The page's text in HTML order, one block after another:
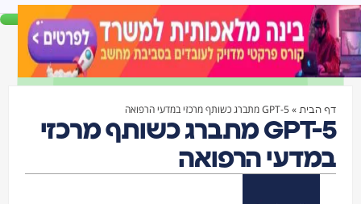
»GPT-5 מתברג כשותף מרכזי במדעי הרפואה
GPT-5 מתברג כשותף מרכזי
הרפואה